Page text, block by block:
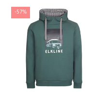
-57%